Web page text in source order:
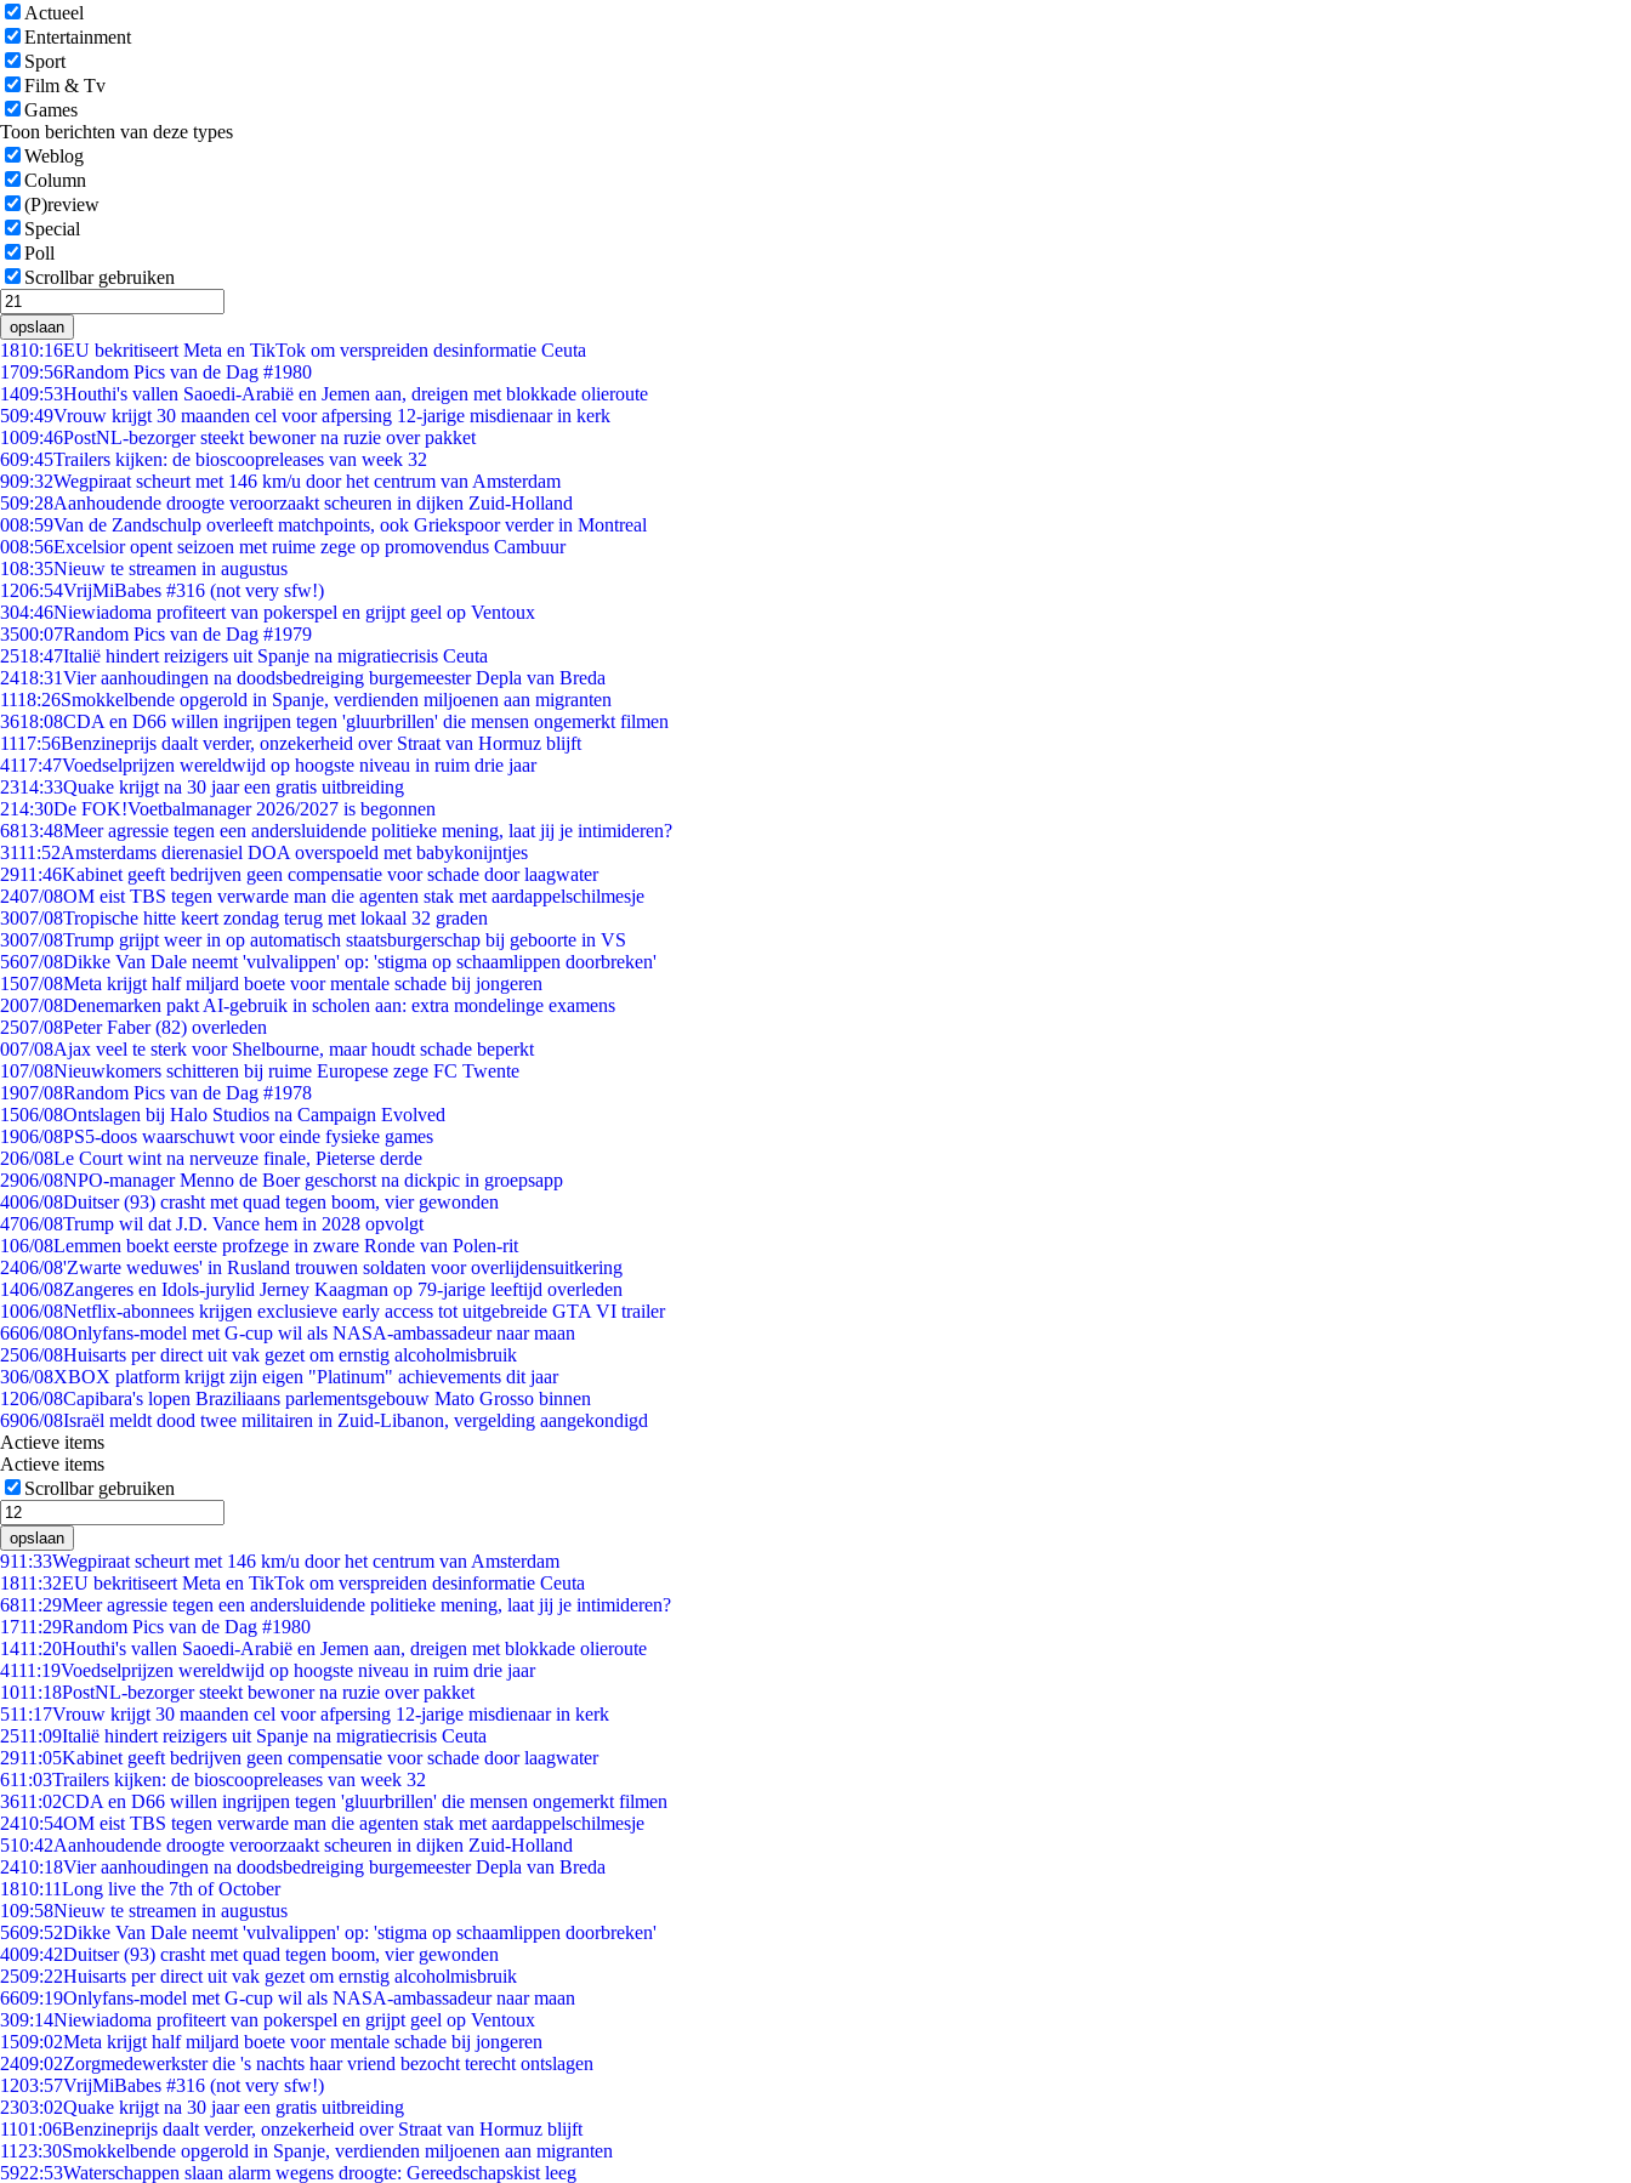
Actueel
Entertainment
Sport
Film & Tv
Games
Toon berichten van deze types
Weblog
Column
(P)review
Special
Poll
Scrollbar gebruiken
opslaan
1810:16EU bekritiseert Meta en TikTok om verspreiden desinformatie Ceuta
1709:56Random Pics van de Dag #1980
1409:53Houthi's vallen Saoedi-Arabië en Jemen aan, dreigen met blokkade olieroute
509:49Vrouw krijgt 30 maanden cel voor afpersing 12-jarige misdienaar in kerk
1009:46PostNL-bezorger steekt bewoner na ruzie over pakket
609:45Trailers kijken: de bioscoopreleases van week 32
909:32Wegpiraat scheurt met 146 km/u door het centrum van Amsterdam
509:28Aanhoudende droogte veroorzaakt scheuren in dijken Zuid-Holland
008:59Van de Zandschulp overleeft matchpoints, ook Griekspoor verder in Montreal
008:56Excelsior opent seizoen met ruime zege op promovendus Cambuur
108:35Nieuw te streamen in augustus
1206:54VrijMiBabes #316 (not very sfw!)
304:46Niewiadoma profiteert van pokerspel en grijpt geel op Ventoux
3500:07Random Pics van de Dag #1979
2518:47Italië hindert reizigers uit Spanje na migratiecrisis Ceuta
2418:31Vier aanhoudingen na doodsbedreiging burgemeester Depla van Breda
1118:26Smokkelbende opgerold in Spanje, verdienden miljoenen aan migranten
3618:08CDA en D66 willen ingrijpen tegen 'gluurbrillen' die mensen ongemerkt filmen
1117:56Benzineprijs daalt verder, onzekerheid over Straat van Hormuz blijft
4117:47Voedselprijzen wereldwijd op hoogste niveau in ruim drie jaar
2314:33Quake krijgt na 30 jaar een gratis uitbreiding
214:30De FOK!Voetbalmanager 2026/2027 is begonnen
6813:48Meer agressie tegen een andersluidende politieke mening, laat jij je intimideren?
3111:52Amsterdams dierenasiel DOA overspoeld met babykonijntjes
2911:46Kabinet geeft bedrijven geen compensatie voor schade door laagwater
2407/08OM eist TBS tegen verwarde man die agenten stak met aardappelschilmesje
3007/08Tropische hitte keert zondag terug met lokaal 32 graden
3007/08Trump grijpt weer in op automatisch staatsburgerschap bij geboorte in VS
5607/08Dikke Van Dale neemt 'vulvalippen' op: 'stigma op schaamlippen doorbreken'
1507/08Meta krijgt half miljard boete voor mentale schade bij jongeren
2007/08Denemarken pakt AI-gebruik in scholen aan: extra mondelinge examens
2507/08Peter Faber (82) overleden
007/08Ajax veel te sterk voor Shelbourne, maar houdt schade beperkt
107/08Nieuwkomers schitteren bij ruime Europese zege FC Twente
1907/08Random Pics van de Dag #1978
1506/08Ontslagen bij Halo Studios na Campaign Evolved
1906/08PS5-doos waarschuwt voor einde fysieke games
206/08Le Court wint na nerveuze finale, Pieterse derde
2906/08NPO-manager Menno de Boer geschorst na dickpic in groepsapp
4006/08Duitser (93) crasht met quad tegen boom, vier gewonden
4706/08Trump wil dat J.D. Vance hem in 2028 opvolgt
106/08Lemmen boekt eerste profzege in zware Ronde van Polen-rit
2406/08'Zwarte weduwes' in Rusland trouwen soldaten voor overlijdensuitkering
1406/08Zangeres en Idols-jurylid Jerney Kaagman op 79-jarige leeftijd overleden
1006/08Netflix-abonnees krijgen exclusieve early access tot uitgebreide GTA VI trailer
6606/08Onlyfans-model met G-cup wil als NASA-ambassadeur naar maan
2506/08Huisarts per direct uit vak gezet om ernstig alcoholmisbruik
306/08XBOX platform krijgt zijn eigen "Platinum" achievements dit jaar
1206/08Capibara's lopen Braziliaans parlementsgebouw Mato Grosso binnen
6906/08Israël meldt dood twee militairen in Zuid-Libanon, vergelding aangekondigd
Actieve items
Actieve items
Scrollbar gebruiken
opslaan
911:33Wegpiraat scheurt met 146 km/u door het centrum van Amsterdam
1811:32EU bekritiseert Meta en TikTok om verspreiden desinformatie Ceuta
6811:29Meer agressie tegen een andersluidende politieke mening, laat jij je intimideren?
1711:29Random Pics van de Dag #1980
1411:20Houthi's vallen Saoedi-Arabië en Jemen aan, dreigen met blokkade olieroute
4111:19Voedselprijzen wereldwijd op hoogste niveau in ruim drie jaar
1011:18PostNL-bezorger steekt bewoner na ruzie over pakket
511:17Vrouw krijgt 30 maanden cel voor afpersing 12-jarige misdienaar in kerk
2511:09Italië hindert reizigers uit Spanje na migratiecrisis Ceuta
2911:05Kabinet geeft bedrijven geen compensatie voor schade door laagwater
611:03Trailers kijken: de bioscoopreleases van week 32
3611:02CDA en D66 willen ingrijpen tegen 'gluurbrillen' die mensen ongemerkt filmen
2410:54OM eist TBS tegen verwarde man die agenten stak met aardappelschilmesje
510:42Aanhoudende droogte veroorzaakt scheuren in dijken Zuid-Holland
2410:18Vier aanhoudingen na doodsbedreiging burgemeester Depla van Breda
1810:11Long live the 7th of October
109:58Nieuw te streamen in augustus
5609:52Dikke Van Dale neemt 'vulvalippen' op: 'stigma op schaamlippen doorbreken'
4009:42Duitser (93) crasht met quad tegen boom, vier gewonden
2509:22Huisarts per direct uit vak gezet om ernstig alcoholmisbruik
6609:19Onlyfans-model met G-cup wil als NASA-ambassadeur naar maan
309:14Niewiadoma profiteert van pokerspel en grijpt geel op Ventoux
1509:02Meta krijgt half miljard boete voor mentale schade bij jongeren
2409:02Zorgmedewerkster die 's nachts haar vriend bezocht terecht ontslagen
1203:57VrijMiBabes #316 (not very sfw!)
2303:02Quake krijgt na 30 jaar een gratis uitbreiding
1101:06Benzineprijs daalt verder, onzekerheid over Straat van Hormuz blijft
11 23:30Smokkelbende opgerold in Spanje, verdienden miljoenen aan migranten
5922:53Waterschappen slaan alarm wegens droogte: Gereedschapskist leeg